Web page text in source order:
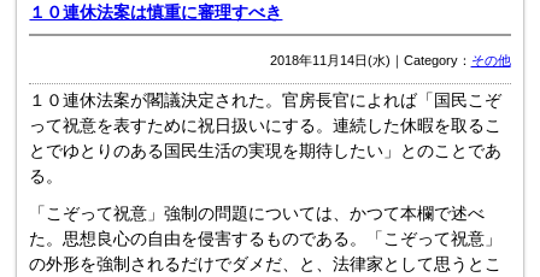
１０連休法案は慎重に審理すべき
2018年11月14日(水)｜Category： その他
１０連休法案が閣議決定された。官房長官によれば「国民こぞ
って祝意を表すために祝日扱いにする。連続した休暇を取るこ
とでゆとりのある国民生活の実現を期待したい」とのことであ
る。
「こぞって祝意」強制の問題については、かつて本欄で述べ
た。思想良心の自由を侵害するものである。「こぞって祝意」
の外形を強制されるだけでダメだ、と、法律家として思うとこ